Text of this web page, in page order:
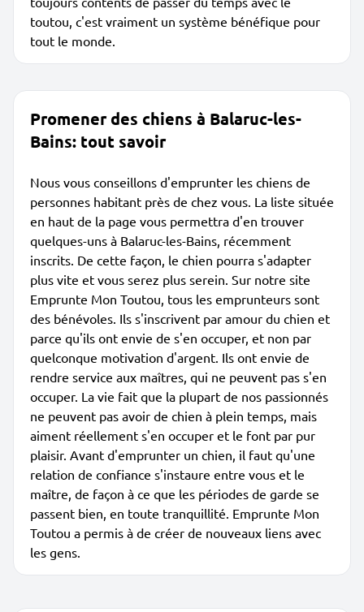
toutou, c'est vraiment un système bénéfique pour
tout le monde.
Promener des chiens à Balaruc-les-
Bains: tout savoir
Nous vous conseillons d'emprunter les chiens de
personnes habitant près de chez vous. La liste située
en haut de la page vous permettra d'en trouver
quelques-uns à Balaruc-les-Bains, récemment
inscrits. De cette façon, le chien pourra s'adapter
plus vite et vous serez plus serein. Sur notre site
Emprunte Mon Toutou, tous les emprunteurs sont
des bénévoles. Ils s'inscrivent par amour du chien et
parce qu'ils ont envie de s'en occuper, et non par
quelconque motivation d'argent. Ils ont envie de
rendre service aux maîtres, qui ne peuvent pas s'en
occuper. La vie fait que la plupart de nos passionnés
ne peuvent pas avoir de chien à plein temps, mais
aiment réellement s'en occuper et le font par pur
plaisir. Avant d'emprunter un chien, il faut qu'une
relation de confiance s'instaure entre vous et le
maître, de façon à ce que les périodes de garde se
passent bien, en toute tranquillité. Emprunte Mon
Toutou a permis à de créer de nouveaux liens avec
les gens.